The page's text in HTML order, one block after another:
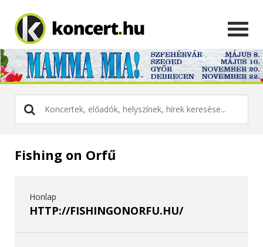
Fishing on Orfű
Honlap
HTTP://FISHINGONORFU.HU/